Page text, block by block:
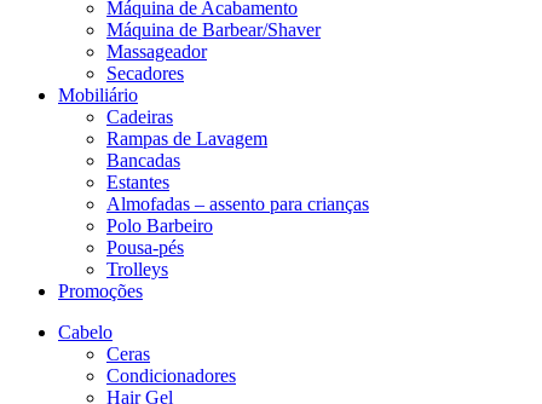
Máquina de Acabamento
Máquina de Barbear/Shaver
Massageador
Secadores
Mobiliário
Cadeiras
Rampas de Lavagem
Bancadas
Estantes
Almofadas – assento para crianças
Polo Barbeiro
Pousa-pés
Trolleys
Promoções
Cabelo
Ceras
Condicionadores
Hair Gel